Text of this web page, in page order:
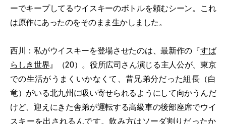
ーでキープしてるウイスキーのボトルを頼むシーン。これ
は原作にあったのをそのまま生かしました。
西川：私がウイスキーを登場させたのは、最新作の『すば
らしき世界』（20）。役所広司さん演じる主人公が、東京
での生活がうまくいかなくて、昔兄弟分だった組長（白
竜）がいる北九州に吸い寄せられるようにして向かうんだ
けど、迎えにきた舎弟が運転する高級車の後部座席でウイ
スキーを出されるんです。飲み方はソーダ割りだったか